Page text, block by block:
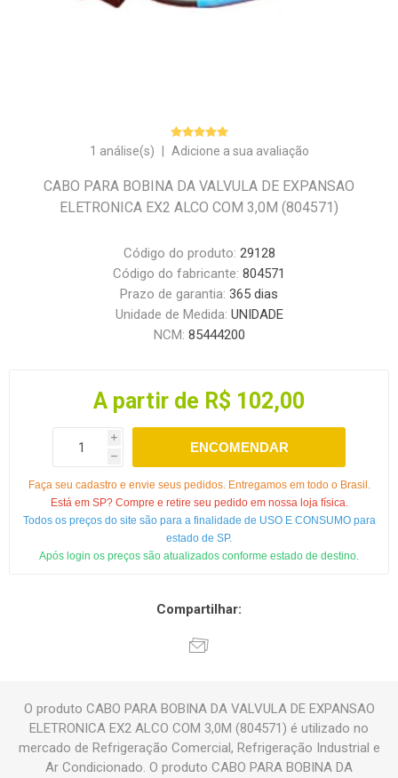
1 análise(s) Adicione a sua avaliação
CABO PARA BOBINA DA VALVULA DE EXPANSAO
ELETRONICA EX2 ALCO COM 3,0M (804571)
Código do produto: 29128
Código do fabricante: 804571
Prazo de garantia: 365 dias
Unidade de Medida: UNIDADE
NCM: 85444200
A partir de R$ 102,00
i
h
ENCOMENDAR
Faça seu cadastro e envie seus pedidos. Entregamos em todo o Brasil.
Está em SP? Compre e retire seu pedido em nossa loja física.
Todos os preços do site são para a finalidade de USO E CONSUMO para
estado de SP.
Após login os preços são atualizados conforme estado de destino.
Compartilhar:
O produto CABO PARA BOBINA DA VALVULA DE EXPANSAO
ELETRONICA EX2 ALCO COM 3,0M (804571) é utilizado no
mercado de Refrigeração Comercial, Refrigeração Industrial e
Ar Condicionado. O produto CABO PARA BOBINA DA